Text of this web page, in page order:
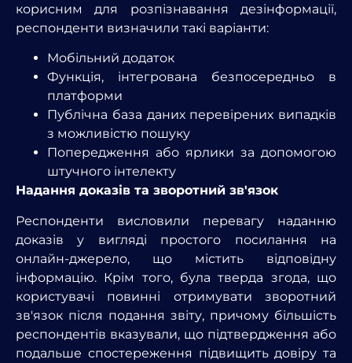
корисним для розпізнавання дезінформації,
респонденти визначили такі варіанти:
Мобільний додаток
Функція, інтегрована безпосередньо в
платформи
Публічна база даних перевірених випадків
з можливістю пошуку
Попередження або ярлики за допомогою
штучного інтелекту
Надання доказів та зворотний зв'язок
Респонденти висловили перевагу наданню
доказів у вигляді простого посилання на
онлайн-джерело, що містить відповідну
інформацію. Крім того, була тверда згода, що
користувачі повинні отримувати зворотний
зв'язок після подання звіту, причому більшість
респондентів вказували, що підтвердження або
подальше спостереження підвищить довіру та